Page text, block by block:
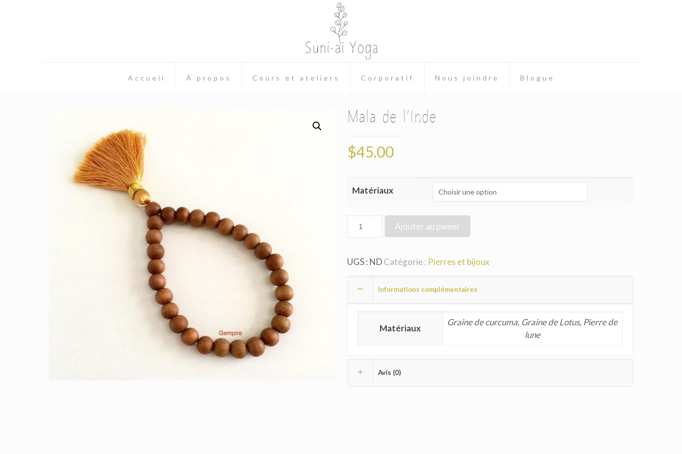
Accueil À propos Cours et ateliers Corporatif Nous joindre Blogue
Mala de l’Inde
$45.00
Matériaux
Ajouter au panier
UGS : ND Catégorie : Pierres et bijoux
Informations complémentaires
Matériaux
Graine de curcuma, Graine de Lotus, Pierre de
lune
Avis (0)